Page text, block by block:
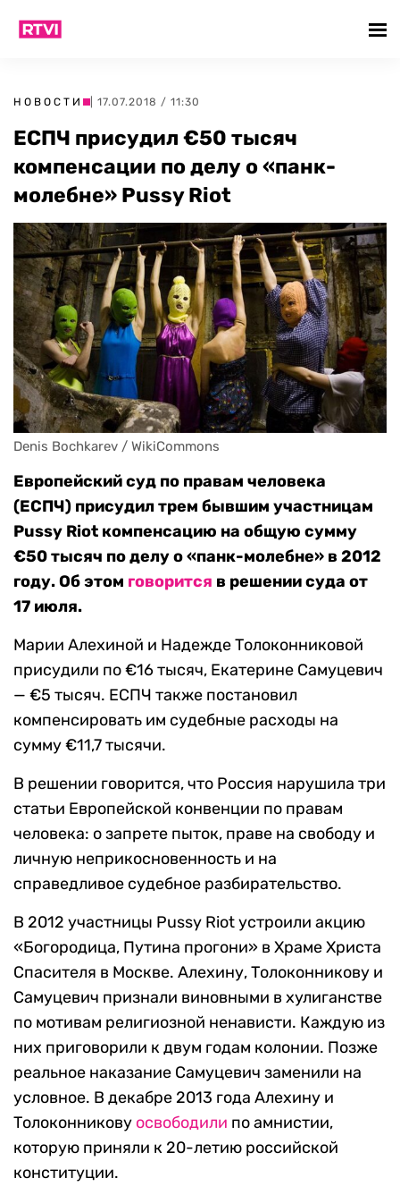
НОВОСТИ | 17.07.2018 / 11:30
ЕСПЧ присудил €50 тысяч
компенсации по делу о «панк-
молебне» Pussy Riot
Denis Bochkarev / WikiCommons
Европейский суд по правам человека
(ЕСПЧ) присудил трем бывшим участницам
Pussy Riot компенсацию на общую сумму
€50 тысяч по делу о «панк-молебне» в 2012
году. Об этом говорится в решении суда от
17 июля.
Марии Алехиной и Надежде Толоконниковой
присудили по €16 тысяч, Екатерине Самуцевич
— €5 тысяч. ЕСПЧ также постановил
компенсировать им судебные расходы на
сумму €11,7 тысячи.
В решении говорится, что Россия нарушила три
статьи Европейской конвенции по правам
человека: о запрете пыток, праве на свободу и
личную неприкосновенность и на
справедливое судебное разбирательство.
В 2012 участницы Pussy Riot устроили акцию
«Богородица, Путина прогони» в Храме Христа
Спасителя в Москве. Алехину, Толоконникову и
Самуцевич признали виновными в хулиганстве
по мотивам религиозной ненависти. Каждую из
них приговорили к двум годам колонии. Позже
реальное наказание Самуцевич заменили на
условное. В декабре 2013 года Алехину и
Толоконникову освободили по амнистии,
которую приняли к 20-летию российской
конституции.